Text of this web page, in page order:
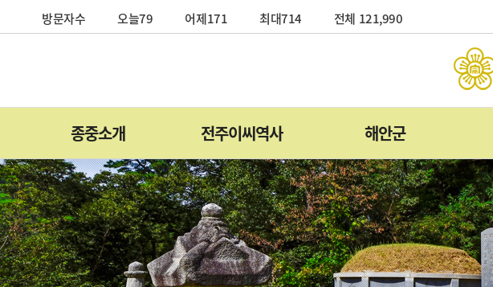
방문자수 오늘79 어제171 최대714 전체 121,990
종중소개 전주이씨역사 해안군